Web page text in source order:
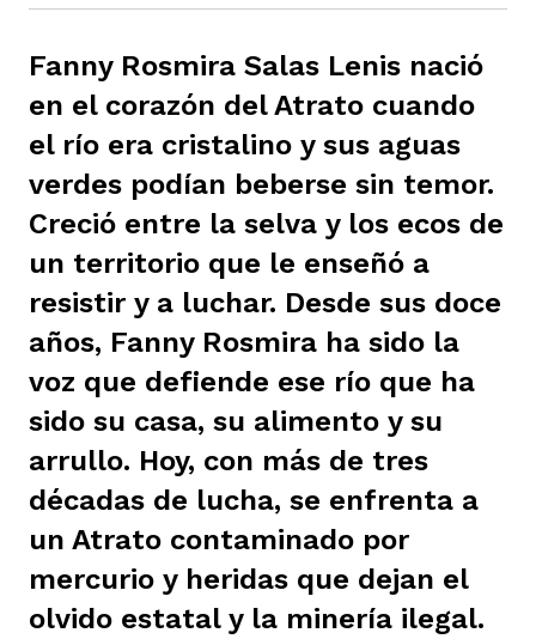
Fanny Rosmira Salas Lenis nació
en el corazón del Atrato cuando
el río era cristalino y sus aguas
verdes podían beberse sin temor.
Creció entre la selva y los ecos de
un territorio que le enseñó a
resistir y a luchar. Desde sus doce
años, Fanny Rosmira ha sido la
voz que defiende ese río que ha
sido su casa, su alimento y su
arrullo. Hoy, con más de tres
décadas de lucha, se enfrenta a
un Atrato contaminado por
mercurio y heridas que dejan el
olvido estatal y la minería ilegal.
del Cesar
Ana